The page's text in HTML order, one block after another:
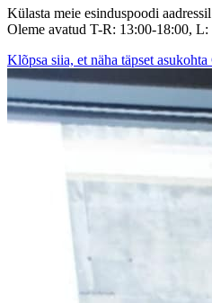
Külasta meie esinduspoodi
Oleme avatud T-R: 13:00-18:00, L:
Klõpsa siia, et näha täpset